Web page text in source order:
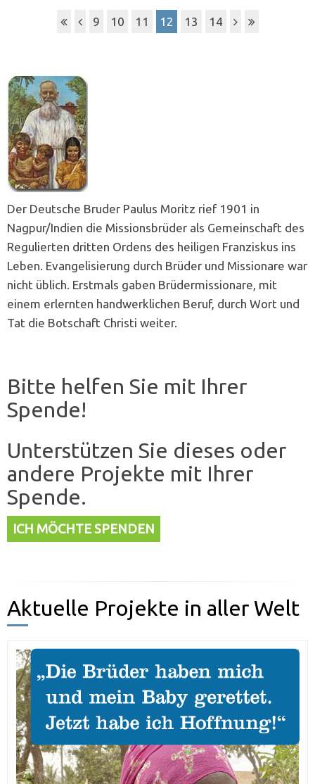
9 10 11 12 13 14
Der Deutsche Bruder Paulus Moritz rief 1901 in
Nagpur/Indien die Missionsbrüder als Gemeinschaft des
Regulierten dritten Ordens des heiligen Franziskus ins
Leben. Evangelisierung durch Brüder und Missionare war
nicht üblich. Erstmals gaben Brüdermissionare, mit
einem erlernten handwerklichen Beruf, durch Wort und
Tat die Botschaft Christi weiter.
Bitte helfen Sie mit Ihrer
Spende!
Unterstützen Sie dieses oder
andere Projekte mit Ihrer
Spende.
ICH MÖCHTE SPENDEN
Aktuelle Projekte in aller Welt